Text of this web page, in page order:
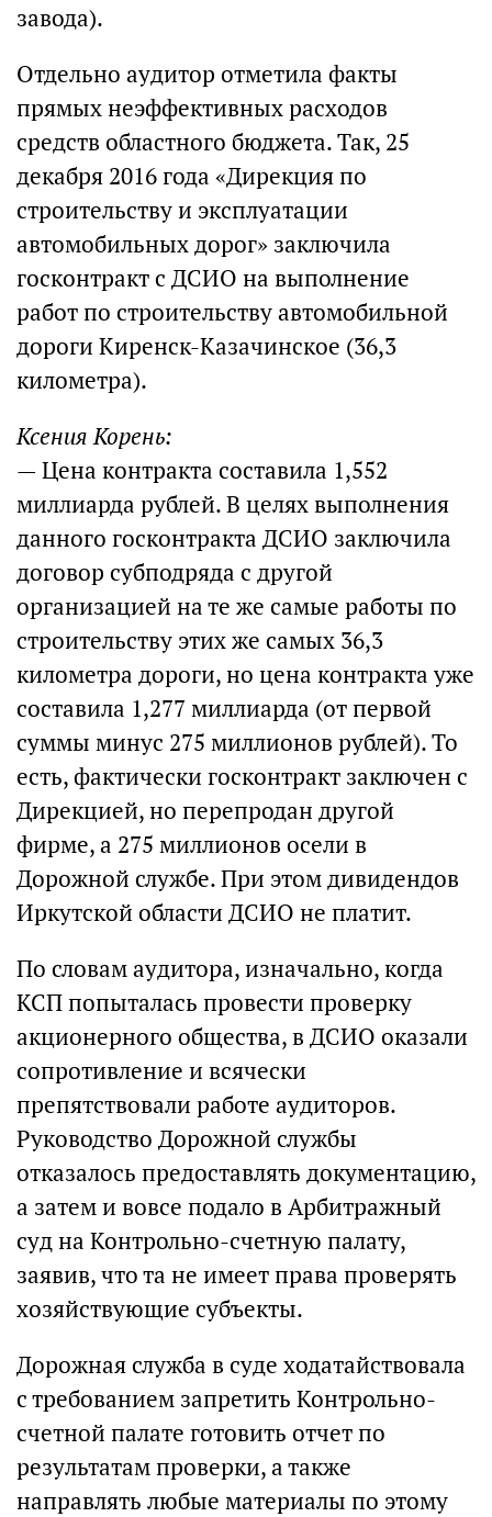
завода).
Отдельно аудитор отметила факты
прямых неэффективных расходов
средств областного бюджета. Так, 25
декабря 2016 года «Дирекция по
строительству и эксплуатации
автомобильных дорог» заключила
госконтракт с ДСИО на выполнение
работ по строительству автомобильной
дороги Киренск-Казачинское (36,3
километра).
Ксения Корень:
— Цена контракта составила 1,552
миллиарда рублей. В целях выполнения
данного госконтракта ДСИО заключила
договор субподряда с другой
организацией на те же самые работы по
строительству этих же самых 36,3
километра дороги, но цена контракта уже
составила 1,277 миллиарда (от первой
суммы минус 275 миллионов рублей). То
есть, фактически госконтракт заключен с
Дирекцией, но перепродан другой
фирме, а 275 миллионов осели в
Дорожной службе. При этом дивидендов
Иркутской области ДСИО не платит.
По словам аудитора, изначально, когда
КСП попыталась провести проверку
акционерного общества, в ДСИО оказали
сопротивление и всячески
препятствовали работе аудиторов.
Руководство Дорожной службы
отказалось предоставлять документацию,
а затем и вовсе подало в Арбитражный
суд на Контрольно-счетную палату,
заявив, что та не имеет права проверять
хозяйствующие субъекты.
Дорожная служба в суде ходатайствовала
с требованием запретить Контрольно-
счетной палате готовить отчет по
результатам проверки, а также
направлять любые материалы по этому